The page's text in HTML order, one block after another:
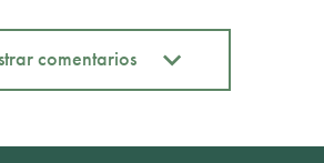
comentarios